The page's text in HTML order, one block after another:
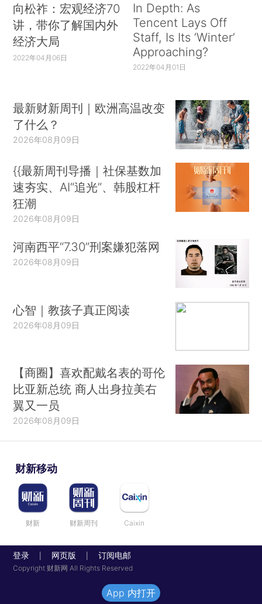
向松祚：宏观经济70
讲，带你了解国内外
经济大局
2022年04月06日
In Depth: As
Tencent Lays Off
Staff, Is Its ‘Winter’
Approaching?
2022年04月01日
最新财新周刊｜欧洲高温改变
了什么？
2026年08月09日
{{最新周刊导播｜社保基数加
速夯实、AI“追光”、韩股杠杆
狂潮
2026年08月09日
河南西平“7.30”刑案嫌犯落网
2026年08月09日
心智｜教孩子真正阅读
2026年08月09日
【商圈】喜欢配戴名表的哥伦
比亚新总统 商人出身拉美右
翼又一员
2026年08月09日
财新移动
财新 财新周刊 Caixin
登录 网页版 订阅电邮
Copyright 财新网 All Rights Reserved
App 内打开